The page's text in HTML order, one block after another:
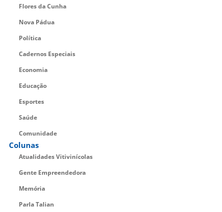
Flores da Cunha
Nova Pádua
Política
Cadernos Especiais
Economia
Educação
Esportes
Saúde
Comunidade
Colunas
Atualidades Vitivinícolas
Gente Empreendedora
Memória
Parla Talian